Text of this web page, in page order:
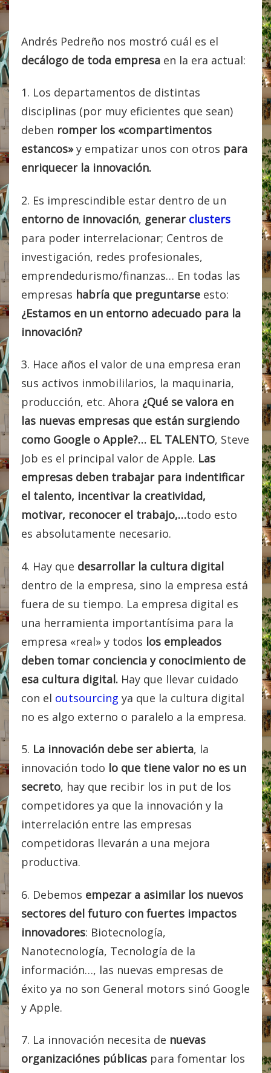
Andrés Pedreño nos mostró cuál es el
decálogo de toda empresa en la era actual:
1. Los departamentos de distintas
disciplinas (por muy eficientes que sean)
deben romper los «compartimentos
estancos»y empatizar unos con otros para
enriquecer la innovación.
2. Es imprescindible estar dentro de un
entorno de innovación, generar clusters
para poder interrelacionar; Centros de
investigación, redes profesionales,
emprendedurismo/finanzas… En todas las
empresas habría que preguntarse esto:
¿Estamos en un entorno adecuado para la
innovación?
3. Hace años el valor de una empresa eran
sus activos inmobililarios, la maquinaria,
producción, etc. Ahora ¿Qué se valora en
las nuevas empresas que están surgiendo
como Google o Apple?… EL TALENTO, Steve
Job es el principal valor de Apple. Las
empresas deben trabajar para indentificar
el talento, incentivar la creatividad,
motivar, reconocer el trabajo,…todo esto
es absolutamente necesario.
4. Hay que desarrollar la cultura digital
dentro de la empresa, sino la empresa está
fuera de su tiempo. La empresa digital es
una herramienta importantísima para la
empresa «real» y todos los empleados
deben tomar conciencia y conocimiento de
esa cultura digital. Hay que llevar cuidado
con el outsourcing ya que la cultura digital
no es algo externo o paralelo a la empresa.
5. La innovación debe ser abierta, la
innovación todo lo que tiene valor no es un
secreto, hay que recibir los in put de los
competidores ya que la innovación y la
interrelación entre las empresas
competidoras llevarán a una mejora
productiva.
6. Debemos empezar a asimilar los nuevos
sectores del futuro con fuertes impactos
innovadores: Biotecnología,
Nanotecnología, Tecnología de la
información…, las nuevas empresas de
éxito ya no son General motors sinó Google
y Apple.
7. La innovación necesita de nuevas
organizaciónes públicas para fomentar los